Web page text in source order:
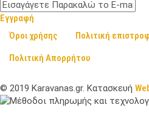
Εγγραφή
Όροι χρήσης
Πολιτική
Πολιτική Απορρήτου
© 2019 Karavanas.gr. Κατασκευή